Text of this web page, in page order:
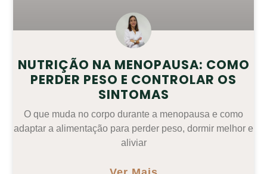
NUTRIÇÃO NA MENOPAUSA: COMO
PERDER PESO E CONTROLAR OS
SINTOMAS
O que muda no corpo durante a menopausa e como
adaptar a alimentação para perder peso, dormir melhor e
aliviar